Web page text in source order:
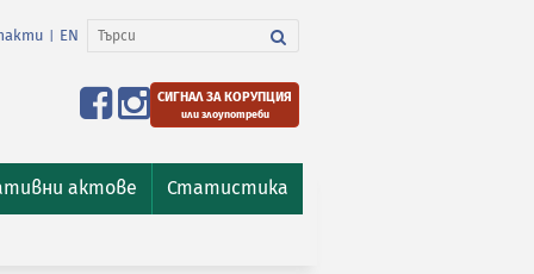
EN
СИГНАЛ ЗА КОРУПЦИЯ
или злоупотреби
актове Статистика